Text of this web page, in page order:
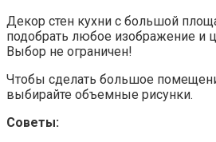
Декор стен кухни с большой
подобрать любое изображение и
Выбор не ограничен!
Чтобы сделать большое
выбирайте объемные рисунки.
Советы: